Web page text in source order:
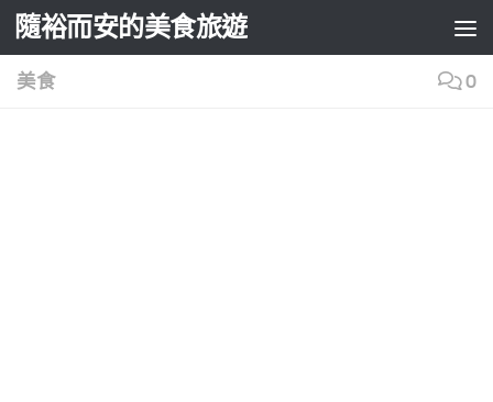
Skip to content
隨裕而安的美食旅遊
美食 0